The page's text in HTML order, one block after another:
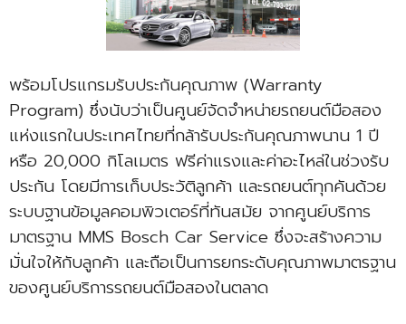
พร้อมโปรแกรมรับประกันคุณภาพ (Warranty
Program) ซึ่งนับว่าเป็นศูนย์จัดจำหน่ายรถยนต์มือสอง
แห่งแรกในประเทศไทยที่กล้ารับประกันคุณภาพนาน 1 ปี
หรือ 20,000 กิโลเมตร ฟรีค่าแรงและค่าอะไหล่ในช่วงรับ
ประกัน โดยมีการเก็บประวัติลูกค้า และรถยนต์ทุกคันด้วย
ระบบฐานข้อมูลคอมพิวเตอร์ที่ทันสมัย จากศูนย์บริการ
มาตรฐาน MMS Bosch Car Service ซึ่งจะสร้างความ
มั่นใจให้กับลูกค้า และถือเป็นการยกระดับคุณภาพมาตรฐาน
ของศูนย์บริการรถยนต์มือสองในตลาด